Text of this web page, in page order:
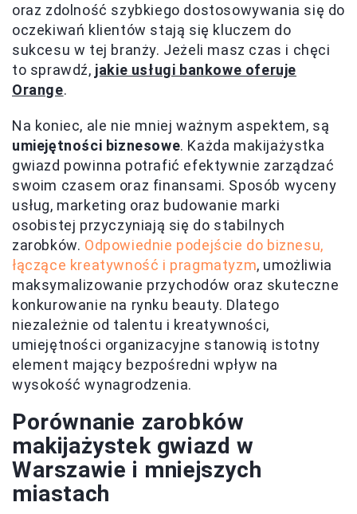
oraz zdolność szybkiego dostosowywania się do
oczekiwań klientów stają się kluczem do
sukcesu w tej branży. Jeżeli masz czas i chęci
to sprawdź, jakie usługi bankowe oferuje
Orange.
Na koniec, ale nie mniej ważnym aspektem, są
umiejętności biznesowe. Każda makijażystka
gwiazd powinna potrafić efektywnie zarządzać
swoim czasem oraz finansami. Sposób wyceny
usług, marketing oraz budowanie marki
osobistej przyczyniają się do stabilnych
zarobków. Odpowiednie podejście do biznesu,
łączące kreatywność i pragmatyzm, umożliwia
maksymalizowanie przychodów oraz skuteczne
konkurowanie na rynku beauty. Dlatego
niezależnie od talentu i kreatywności,
umiejętności organizacyjne stanowią istotny
element mający bezpośredni wpływ na
wysokość wynagrodzenia.
Porównanie zarobków
makijażystek gwiazd w
Warszawie i mniejszych
miastach